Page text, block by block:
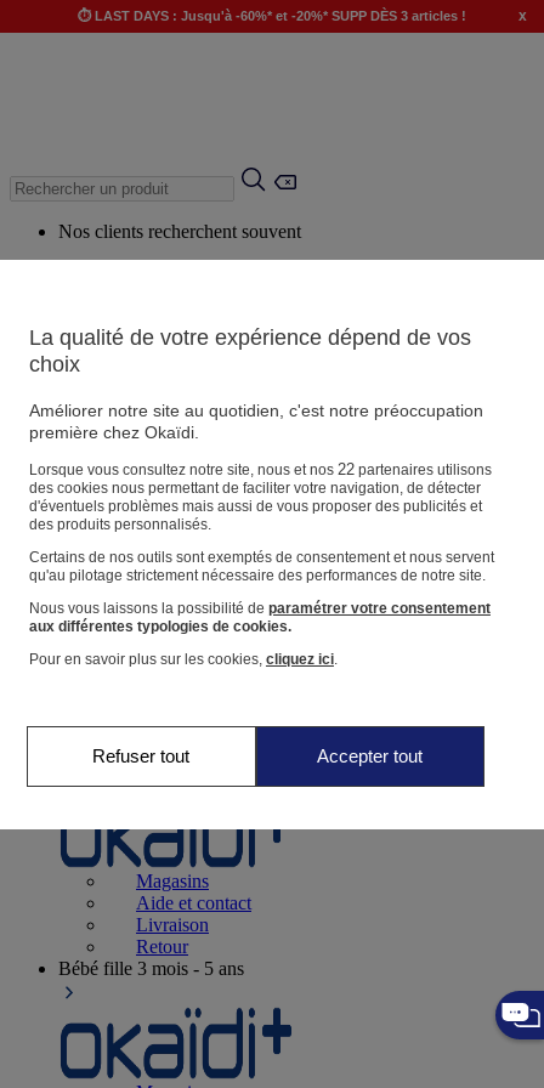
⏱️ LAST DAYS : Jusqu'à -60%* et -20%* SUPP DÈS 3 articles ! x
Nos clients recherchent souvent
Produits suggérés
Voir tous les produits
Magasin
Vos informations personnelles
Suivre une commande
Panier
Favoris
Naissance0-12 mois
Magasins
Aide et contact
Livraison
Retour
Bébé fille 3 mois - 5 ans
La qualité de votre expérience dépend de vos
choix
Améliorer notre site au quotidien, c'est notre préoccupation
première chez Okaïdi.
Lorsque vous consultez notre site, nous et nos 22partenaires utilisons
des cookies nous permettant de faciliter votre navigation, de détecter
d'éventuels problèmes mais aussi de vous proposer des publicités et
des produits personnalisés.
Certains de nos outils sont exemptés de consentement et nous servent
qu'au pilotage strictement nécessaire des performances de notre site.
Nous vous laissons la possibilité de paramétrer votre consentement
aux différentes typologies de cookies.
Pour en savoir plus sur les cookies, cliquez ici.
Refuser tout Accepter tout